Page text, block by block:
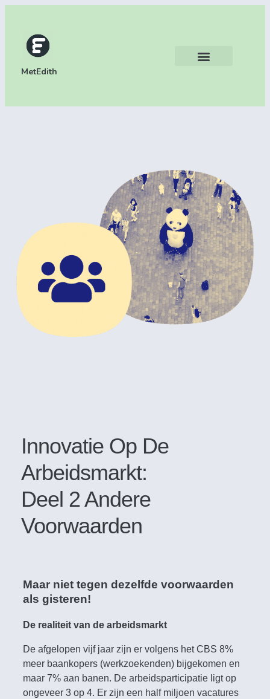
MetEdith
Innovatie Op De
Arbeidsmarkt:
Deel 2 Andere
Voorwaarden
Maar niet tegen dezelfde voorwaarden
als gisteren!
De realiteit van de arbeidsmarkt
De afgelopen vijf jaar zijn er volgens het CBS 8%
meer baankopers (werkzoekenden) bijgekomen en
maar 7% aan banen. De arbeidsparticipatie ligt op
ongeveer 3 op 4. Er zijn een half miljoen vacatures